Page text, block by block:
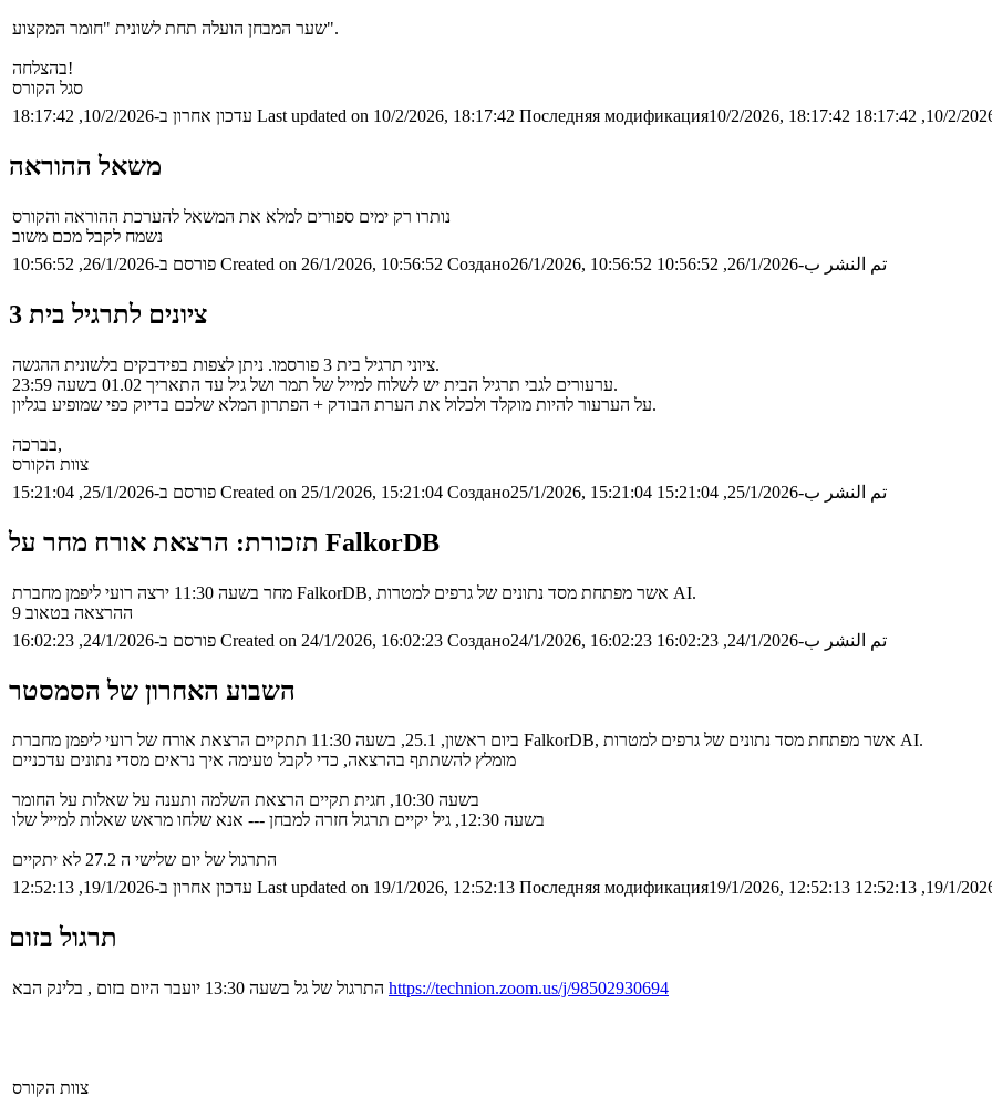
שער המבחן הועלה תחת לשונית "חומר המקצוע".
בהצלחה!
סגל הקורס
עדכון אחרון ב-10/2/2026, 18:17:42 Last updated on 10/2/2026, 18:17:42 Последняя модификация10/2/2026, 18:17:42
משאל ההוראה
נותרו רק ימים ספורים למלא את המשאל להערכת ההוראה והקורס
נשמח לקבל מכם משוב
פורסם ב-26/1/2026, 10:56:52 Created on 26/1/2026, 10:56:52 Создано26/1/2026, 10:56:52 تم النشر ب-26/1/2026, 10:56:52
ציונים לתרגיל בית 3
ציוני תרגיל בית 3 פורסמו. ניתן לצפות בפידבקים בלשונית ההגשה.
ערעורים לגבי תרגיל הבית יש לשלוח למייל של תמר ושל גיל עד התאריך 01.02 בשעה 23:59.
על הערעור להיות מוקלד ולכלול את הערת הבודק + הפתרון המלא שלכם בדיוק כפי שמופיע בגליון.
בברכה,
צוות הקורס
פורסם ב-25/1/2026, 15:21:04 Created on 25/1/2026, 15:21:04 Создано25/1/2026, 15:21:04 تم النشر ب-25/1/2026, 15:21:04
תזכורת: הרצאת אורח מחר על FalkorDB
מחר בשעה 11:30 ירצה רועי ליפמן מחברת FalkorDB, אשר מפתחת מסד נתונים של גרפים למטרות AI.
ההרצאה בטאוב 9
פורסם ב-24/1/2026, 16:02:23 Created on 24/1/2026, 16:02:23 Создано24/1/2026, 16:02:23 تم النشر ب-24/1/2026, 16:02:23
השבוע האחרון של הסמסטר
ביום ראשון, 25.1, בשעה 11:30 תתקיים הרצאת אורח של רועי ליפמן מחברת FalkorDB, אשר מפתחת מסד נתונים של גרפים למטרות AI.
מומלץ להשתתף בהרצאה, כדי לקבל טעימה איך נראים מסדי נתונים עדכניים
בשעה 10:30, חגית תקיים הרצאת השלמה ותענה על שאלות על החומר
בשעה 12:30, גיל יקיים תרגול חזרה למבחן --- אנא שלחו מראש שאלות למייל שלו
התרגול של יום שלישי ה 27.2 לא יתקיים
עדכון אחרון ב-19/1/2026, 12:52:13 Last updated on 19/1/2026, 12:52:13 Последняя модификация19/1/2026, 12:52:13
תרגול בזום
https://technion.zoom.us/j/98502930694
צוות הקורס